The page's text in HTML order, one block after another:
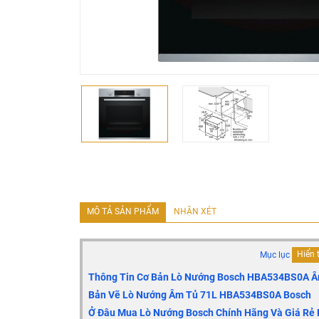
MÔ TẢ SẢN PHẨM NHẬN XÉT
Mục lục Hiển
Thông Tin Cơ Bản Lò Nướng Bosch HBA534BS0A
Bản Vẽ Lò Nướng Âm Tủ 71L HBA534BS0A Bosch
Ở Đâu Mua Lò Nướng Bosch Chính Hãng Và Giá Rẻ